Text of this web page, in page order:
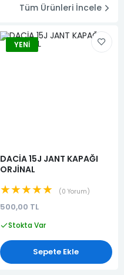
Tüm Ürünleri İncele
YENI
DACİA 15J JANT KAPAĞI
ORJİNAL
★★★★★ 0 Yorum
500,00 TL
Stokta Var
Sepete Ekle